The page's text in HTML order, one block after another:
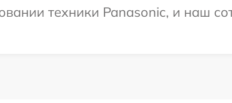
техники Panasonic, и наш